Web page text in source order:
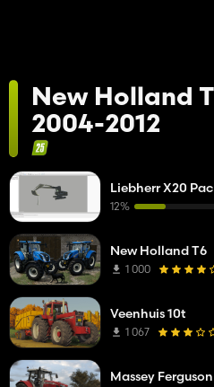
New Holland
2004-2012
Liebherr X20
12%
New Holland T6
1 000
Veenhuis 10t
1 067
Massey